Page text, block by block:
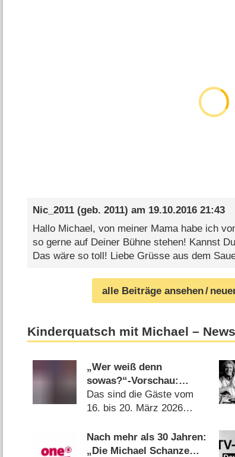
Nic_2011(geb. 2011) am 19.10.2016 21:43
Hallo Michael, von meiner Mama habe ich
so gerne auf Deiner Bühne stehen! Kannst
Das wäre so toll! Liebe Grüsse aus dem
alle Beiträge ansehen/
Kinderquatsch mit Michael – News
„Wer weiß denn
sowas?“-Vorschau:
Musikstars, Polittalker,
„Tatort“-Schauspieler
Das sind die Gäste vom
16. bis 20. März 2026
Nach mehr als 30 Jahren:
„Die Michael Schanze